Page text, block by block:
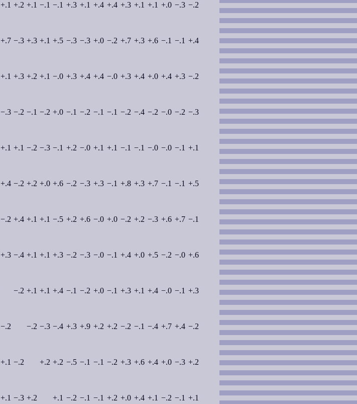
+.1 +.2 +.1 −.1 −.1 +.3 +.1 +.4 +.4 +.3 +.1 +.1 +.0 −.3 −.2
+.7 −.3 +.3 +.1 +.5 −.3 −.3 +.0 −.2 +.7 +.3 +.6 −.1 −.1 +.4
+.1 +.3 +.2 +.1 −.0 +.3 +.4 +.4 −.0 +.3 +.4 +.0 +.4 +.3 −.2
−.3 −.2 −.1 −.2 +.0 −.1 −.2 −.1 −.1 −.2 −.4 −.2 −.0 −.2 −.3
+.1 +.1 −.2 −.3 −.1 +.2 −.0 +.1 +.1 −.1 −.1 −.0 −.0 −.1 +.1
+.4 −.2 +.2 +.0 +.6 −.2 −.3 +.3 −.1 +.8 +.3 +.7 −.1 −.1 +.5
−.2 +.4 +.1 +.1 −.5 +.2 +.6 −.0 +.0 −.2 +.2 −.3 +.6 +.7 −.1
+.3 −.4 +.1 +.1 +.3 −.2 −.3 −.0 −.1 +.4 +.0 +.5 −.2 −.0 +.6
−.2 +.1 +.1 +.4 −.1 −.2 +.0 −.1 +.3 +.1 +.4 −.0 −.1 +.3
−.2 −.2 −.3 −.4 +.3 +.9 +.2 +.2 −.2 −.1 −.4 +.7 +.4 −.2
+.1 −.2 +.2 +.2 −.5 −.1 −.1 −.2 +.3 +.6 +.4 +.0 −.3 +.2
+.1 −.3 +.2 +.1 −.2 −.1 −.1 +.2 +.0 +.4 +.1 −.2 −.1 +.1